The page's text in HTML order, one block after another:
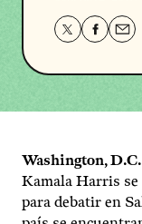
Share
page
Share
page
Washington, D.C.
Kamala Harris se
para debatir en